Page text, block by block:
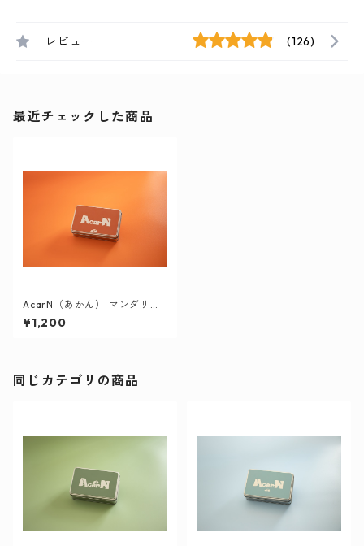
レビュー (126)
最近チェックした商品
AcarN（あかん） マンダリン
オレンジ
¥1,200
同じカテゴリの商品